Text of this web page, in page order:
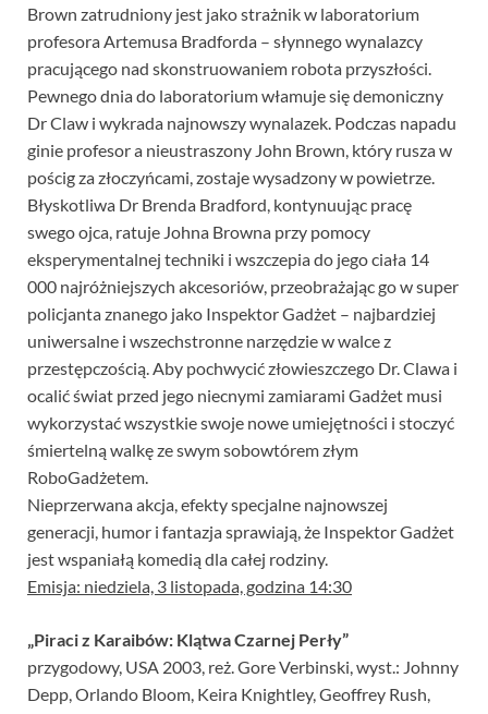
Brown zatrudniony jest jako strażnik w laboratorium
profesora Artemusa Bradforda – słynnego wynalazcy
pracującego nad skonstruowaniem robota przyszłości.
Pewnego dnia do laboratorium włamuje się demoniczny
Dr Claw i wykrada najnowszy wynalazek. Podczas napadu
ginie profesor a nieustraszony John Brown, który rusza w
pościg za złoczyńcami, zostaje wysadzony w powietrze.
Błyskotliwa Dr Brenda Bradford, kontynuując pracę
swego ojca, ratuje Johna Browna przy pomocy
eksperymentalnej techniki i wszczepia do jego ciała 14
000 najróżniejszych akcesoriów, przeobrażając go w super
policjanta znanego jako Inspektor Gadżet – najbardziej
uniwersalne i wszechstronne narzędzie w walce z
przestępczością. Aby pochwycić złowieszczego Dr. Clawa i
ocalić świat przed jego niecnymi zamiarami Gadżet musi
wykorzystać wszystkie swoje nowe umiejętności i stoczyć
śmiertelną walkę ze swym sobowtórem złym
RoboGadżetem.
Nieprzerwana akcja, efekty specjalne najnowszej
generacji, humor i fantazja sprawiają, że Inspektor Gadżet
jest wspaniałą komedią dla całej rodziny.
Emisja: niedziela, 3 listopada, godzina 14:30
„Piraci z Karaibów: Klątwa Czarnej Perły”
przygodowy, USA 2003, reż. Gore Verbinski, wyst.: Johnny
Depp, Orlando Bloom, Keira Knightley, Geoffrey Rush,